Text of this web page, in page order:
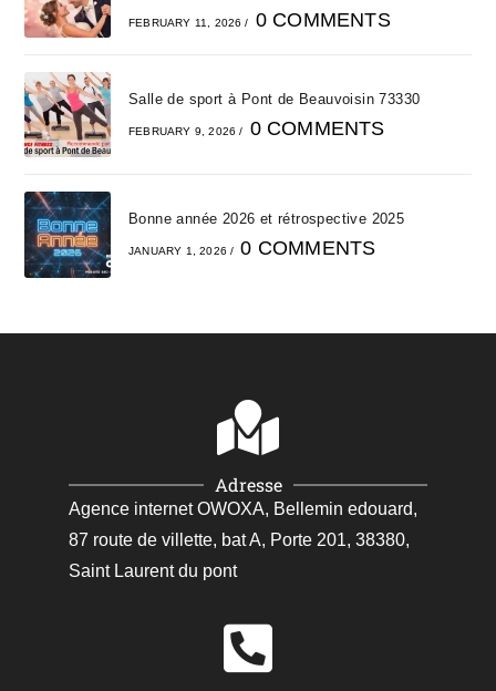
FEBRUARY 11, 2026 / 0 COMMENTS
Salle de sport à Pont de Beauvoisin 73330
FEBRUARY 9, 2026 / 0 COMMENTS
Bonne année 2026 et rétrospective 2025
JANUARY 1, 2026 / 0 COMMENTS
Adresse
Agence internet OWOXA, Bellemin edouard,
87 route de villette, bat A, Porte 201, 38380,
Saint Laurent du pont